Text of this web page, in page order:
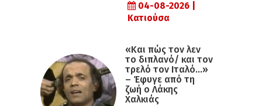
04-08-2026 |
Κατιούσα
«Και πώς τον λεν
το διπλανό/ και τον
τρελό τον Ιταλό…»
– Έφυγε από τη
ζωή ο Λάκης
Χαλκιάς